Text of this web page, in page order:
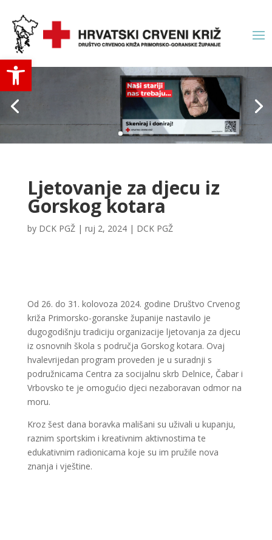
Open toolbar
Ljetovanje za djecu iz
Gorskog kotara
by DCK PGŽ| ruj 2, 2024| DCK PGŽ
Od 26. do 31. kolovoza 2024. godine Društvo Crvenog
križa Primorsko-goranske županije nastavilo je
dugogodišnju tradiciju organizacije ljetovanja za djecu
iz osnovnih škola s područja Gorskog kotara. Ovaj
hvalevrijedan program proveden je u suradnji s
podružnicama Centra za socijalnu skrb Delnice, Čabar i
Vrbovsko te je omogućio djeci nezaboravan odmor na
moru.
Kroz šest dana boravka mališani su uživali u kupanju,
raznim sportskim i kreativnim aktivnostima te
edukativnim radionicama koje su im pružile nova
znanja i vještine.